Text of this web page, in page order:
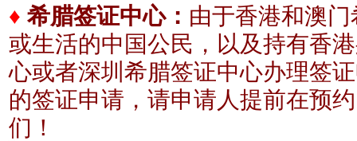
♦ 希腊签证中心： 由于香港和澳
或生活的中国公民，以及持有香
心或者深圳希腊签证中心办理签
的签证申请，请申请人提前在预
们！